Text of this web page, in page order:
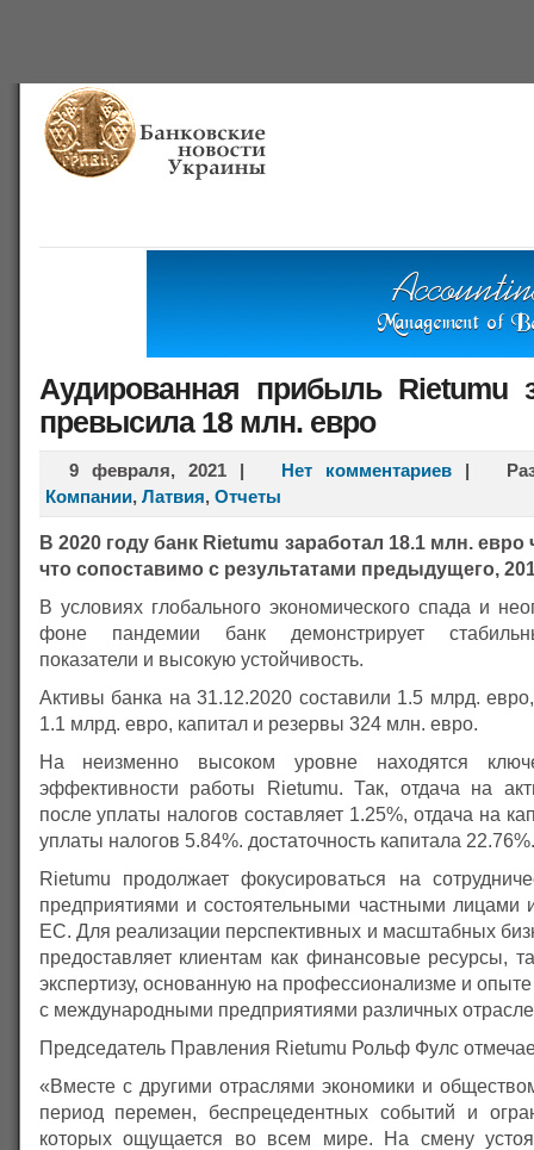
Аудированная прибыль Rietumu
превысила 18 млн. евро
9 февраля, 2021| Нет комментариев |
Компании, Латвия, Отчеты
В 2020 году банк Rietumu заработал 18.1 млн.
что сопоставимо с результатами предыдущего,
В условиях глобального экономического спада и
фоне пандемии банк демонстрирует
показатели и высокую устойчивость.
Активы банка на 31.12.2020 составили 1.5 млрд.
1.1 млрд. евро, капитал и резервы 324 млн. евро.
На неизменно высоком уровне находятся
эффективности работы Rietumu. Так, отдача на
после уплаты налогов составляет 1.25%, отдача на
уплаты налогов 5.84%. достаточность капитала 22.76%.
Rietumu продолжает фокусироваться на
предприятиями и состоятельными частными лицами
ЕС. Для реализации перспективных и масштабных
предоставляет клиентам как финансовые ресурсы,
экспертизу, основанную на профессионализме и
с международными предприятиями различных
Председатель Правления Rietumu Рольф Фулс
«Вместе с другими отраслями экономики и
период перемен, беспрецедентных событий и
которых ощущается во всем мире. На смену